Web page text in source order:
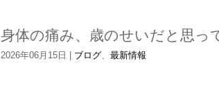
身体の痛み、歳のせいだと思っ
2026年06月15日 ブログ、 最新情報